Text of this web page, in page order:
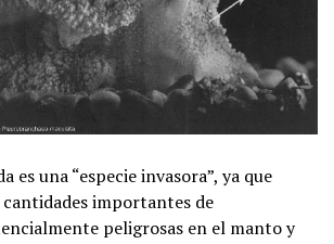
es una “especie invasora”, ya que
importantes de
peligrosas en el manto y